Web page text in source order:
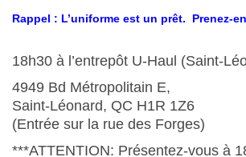
Rappel : L’uniforme est un prêt. Prenez-
18h30 à l’entrepôt U-Haul (Saint-
4949 Bd Métropolitain E,
Saint-Léonard, QC H1R 1Z6
(Entrée sur la rue des Forges)
***ATTENTION: Présentez-vous à